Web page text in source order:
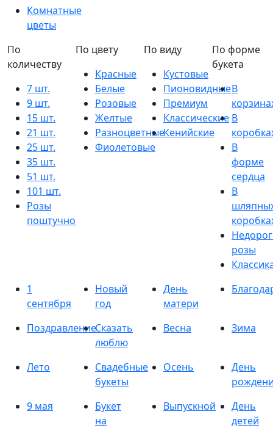
Комнатные
цветы
По
количеству
7 шт.
9 шт.
15 шт.
21 шт.
25 шт.
35 шт.
51 шт.
101 шт.
Розы
поштучно
По цвету
Красные
Белые
Розовые
Желтые
Разноцветные
Фиолетовые
По виду
Кустовые
Пионовидные
Премиум
Классические
Кенийские
По форме
букета
В
В
В
форме
сердца
В
розы
1
сентября
Новый
год
День
матери
ПоздравлениеСказать
люблю
Весна Зима
Лето
Свадебные
букеты
Осень
День
9 мая
Букет
на
Выпускной
День
детей